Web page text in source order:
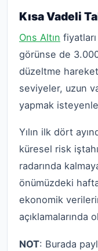
Kısa Vadeli
Ons Altın
görünse de
düzeltme
seviyeler, uzun
yapmak
Yılın ilk dört
küresel risk iştahı
radarında
önümüzdeki
ekonomik
açıklamalarında
NOT: Burada